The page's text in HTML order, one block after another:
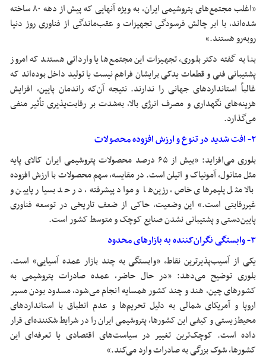
«اغلب مجتمع‌های پتروشیمی ایران، به ویژه آنهایی که پیش از دهه ۸۰ ساخته
شده‌اند، با ابر چالش فرسودگی تجهیزات و عقب‌ماندگی از فناوری روز دنیا
روبه‌رو هستند.»
بنا به گفته دکتر بلوری، تجهیزات این مجتمع‌ها یا وارداتی هستند که امروز
پشتیبانی فنی و قطعات یدکی برایشان فراهم نیست یا تولید داخل بوده‌اند که
غالباً استانداردهای جهانی را ندارند. نتیجه آن‌که راندمان پایین، افزایش
هزینه‌های نگهداری و مصرف انرژی بالا، به‌شدت بر رقابت‌پذیری تأثیر منفی
می‌گذارد.
۲- افت شدید در تنوع و ارزش افزوده محصولات
بلوری می‌افزاید: «بیش از ۶۵ درصد محصولات پتروشیمی ایران کالای پایه
مثل متانول، آمونیاک و اتیلن است. در مقایسه، سهم محصولات با ارزش افزوده
بالا مثل پلیمرهای خاص، رزین‌ها و مواد پیشرفته، در حد بسیار پایین و
غیررقابتی است.» این وضعیت، حاکی از ضعف تاریخی در توسعه فناوری
پایین‌دستی و پشتیبانی نشدن صنایع کوچک و متوسط کشور است.
۳- وابستگی نگران‌کننده به بازارهای محدود
یکی از آسیب‌پذیرترین نقاط، «وابستگی به چند بازار عمده آسیایی» است.
بلوری توضیح می‌دهد: «در حال حاضر، عمده صادرات پتروشیمی به
کشورهای چین، هند و چند کشور همسایه انجام می‌شود، مسدود بودن مسیر
اروپا و آمریکای شمالی به دلیل تحریم‌ها و عدم انطباق با استانداردهای
محیط‌زیستی و کیفی این کشورها، پتروشیمی ایران را در شرایط شکننده‌ای قرار
داده است. کوچک‌ترین تغییر در سیاست‌های اقتصادی یا تعرفه‌ای این
کشورها، شوک بزرگی به صادرات وارد می‌کند.»